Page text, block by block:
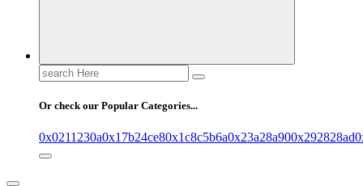
Search
for:
Or check our Popular Categories...
0x0211230a0x17b24ce80x1c8c5b6a0x23a28a900x292828ad